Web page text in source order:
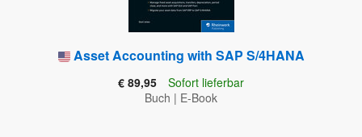
Asset Accounting with SAP S/4HANA
€ 89,95
Sofort lieferbar
Buch | E-Book